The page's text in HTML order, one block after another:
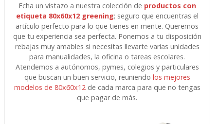
Echa un vistazo a nuestra colección de productos con
etiqueta 80x60x12 greening; seguro que encuentras el
artículo perfecto para lo que tienes en mente. Queremos
que tu experiencia sea perfecta. Ponemos a tu disposición
rebajas muy amables si necesitas llevarte varias unidades
para manualidades, la oficina o tareas escolares.
Atendemos a autónomos, pymes, colegios y particulares
que buscan un buen servicio, reuniendo los mejores
modelos de 80x60x12 de cada marca para que no tengas
que pagar de más.